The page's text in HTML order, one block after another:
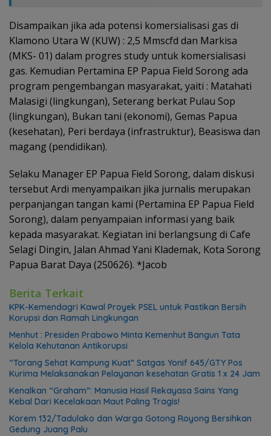
Disampaikan jika ada potensi komersialisasi gas di
Klamono Utara W (KUW) : 2,5 Mmscfd dan Markisa
(MKS- 01) dalam progres study untuk komersialisasi
gas. Kemudian Pertamina EP Papua Field Sorong ada
program pengembangan masyarakat, yaiti : Matahati
Malasigi (lingkungan), Seterang berkat Pulau Sop
(lingkungan), Bukan tani (ekonomi), Gemas Papua
(kesehatan), Peri berdaya (infrastruktur), Beasiswa dan
magang (pendidikan).
Selaku Manager EP Papua Field Sorong, dalam diskusi
tersebut Ardi menyampaikan jika jurnalis merupakan
perpanjangan tangan kami (Pertamina EP Papua Field
Sorong), dalam penyampaian informasi yang baik
kepada masyarakat. Kegiatan ini berlangsung di Cafe
Selagi Dingin, Jalan Ahmad Yani Klademak, Kota Sorong
Papua Barat Daya (250626). *Jacob
Berita Terkait
KPK-Kemendagri Kawal Proyek PSEL untuk Pastikan Bersih
Korupsi dan Ramah Lingkungan
Menhut : Presiden Prabowo Minta Kemenhut Bangun Tata
Kelola Kehutanan Antikorupsi
“Torang Sehat Kampung Kuat” Satgas Yonif 645/GTY Pos
Kurima Melaksanakan Pelayanan kesehatan Gratis 1 x 24 Jam
Kenalkan “Graham”: Manusia Hasil Rekayasa Sains Yang
Kebal Dari Kecelakaan Maut Paling Tragis!
Korem 132/Tadulako dan Warga Gotong Royong Bersihkan
Gedung Juang Palu